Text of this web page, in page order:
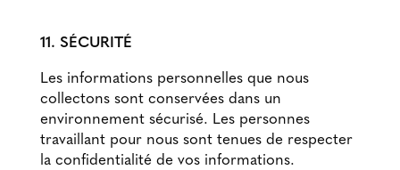
11. SÉCURITÉ
Les informations personnelles que nous
collectons sont conservées dans un
environnement sécurisé. Les personnes
travaillant pour nous sont tenues de respecter
la confidentialité de vos informations.